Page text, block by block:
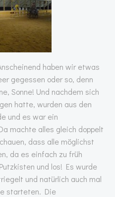
haben wir etwas
gegessen oder so, denn
Sonne! Und nachdem sich
hatte, wurden aus den
und es war ein
machte alles gleich doppelt
dass alle möglichst
da es einfach zu früh
und los! Es wurde
und natürlich auch mal
starteten. Die